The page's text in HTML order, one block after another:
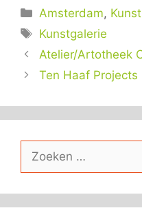
Categorieën
Amsterdam,
Tags
Kunstgalerie
Atelier/Artotheek
Ten Haaf Projects
naar: